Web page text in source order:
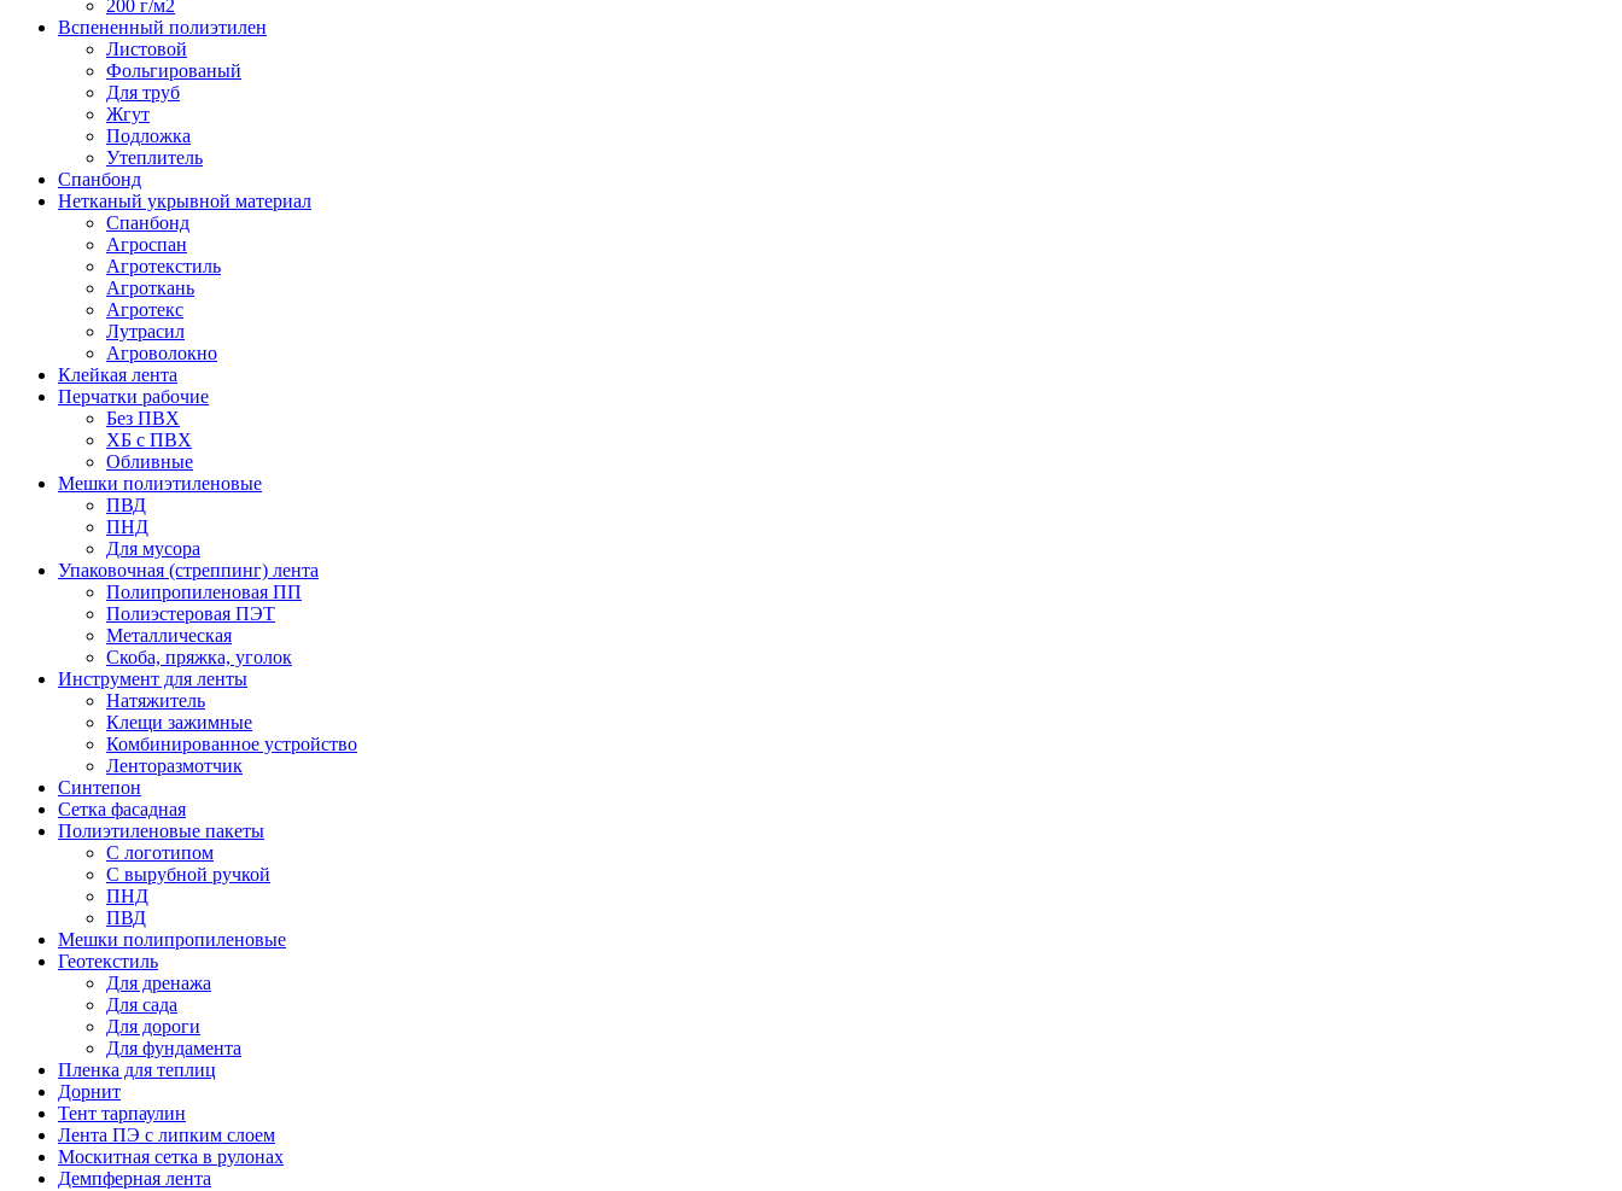
200 г/м2
Вспененный полиэтилен
Листовой
Фольгированый
Для труб
Жгут
Подложка
Утеплитель
Спанбонд
Нетканый укрывной материал
Спанбонд
Агроспан
Агротекстиль
Агроткань
Агротекс
Лутрасил
Агроволокно
Клейкая лента
Перчатки рабочие
Без ПВХ
ХБ с ПВХ
Обливные
Мешки полиэтиленовые
ПВД
ПНД
Для мусора
Упаковочная (стреппинг) лента
Полипропиленовая ПП
Полиэстеровая ПЭТ
Металлическая
Скоба, пряжка, уголок
Инструмент для ленты
Натяжитель
Клещи зажимные
Комбинированное устройство
Ленторазмотчик
Синтепон
Сетка фасадная
Полиэтиленовые пакеты
С логотипом
С вырубной ручкой
ПНД
ПВД
Мешки полипропиленовые
Геотекстиль
Для дренажа
Для сада
Для дороги
Для фундамента
Пленка для теплиц
Дорнит
Тент тарпаулин
Лента ПЭ с липким слоем
Москитная сетка в рулонах
Демпферная лента